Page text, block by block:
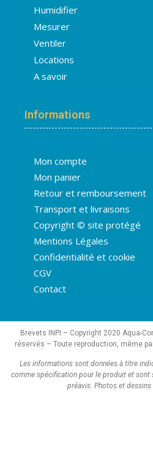
Humidifier
Mesurer
Ventiler
Locations
A savoir
Informations
Mon compte
Mon panier
Retour et remboursement
Transport et livraisons
Copyright © site protégé
Mentions Légales
Confidentialité et cookie
CGV
Contact
Brevets INPI – Copyright 2020 Aqua-
réservés – Toute reproduction, même
Les informations sont données à titre
comme spécification pour le produit et
préavis. Photos et